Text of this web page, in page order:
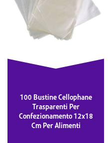
100 Bustine Cellophane
Trasparenti Per
Confezionamento 12x18
Cm Per Alimenti